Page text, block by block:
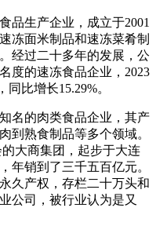
生产企业，成立于2001
冻面米制品和速冻菜肴制
经过二十多年的发展，公
度的速冻食品企业，2023
比增长15.29%。
的肉类食品企业，其产
到熟食制品等多个领域。
大商集团，起步于大连
年销到了三千五百亿元。
久产权，存栏二十万头和
公司，被行业认为是又